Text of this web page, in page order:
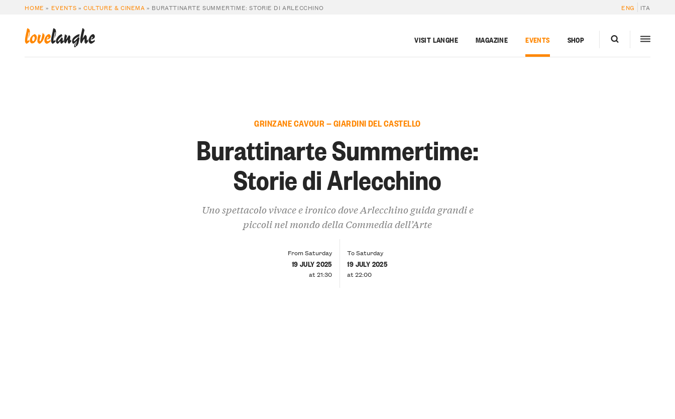
HOME » EVENTS »CULTURE & CINEMA » BURATTINARTE SUMMERTIME: STORIE DI ARLECCHINO ENG ITA
lovelanghe VISIT LANGHE MAGAZINE EVENTS SHOP
GRINZANE CAVOUR — GIARDINI DEL CASTELLO
Burattinarte Summertime:
Storie di Arlecchino
Uno spettacolo vivace e ironico dove Arlecchino guida grandi e
piccoli nel mondo della Commedia dell’Arte
From Saturday
19 JULY 2025
at 21:30
To Saturday
19 JULY 2025
at 22:00